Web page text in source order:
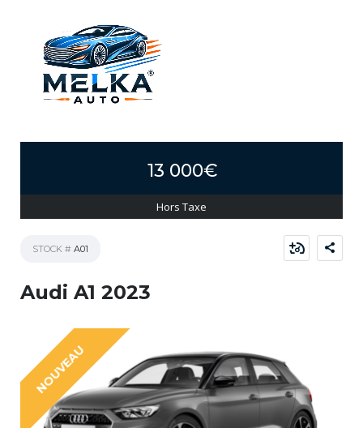
13 000€
Hors Taxe
STOCK # A01
Audi A1 2023
NOUVEAU